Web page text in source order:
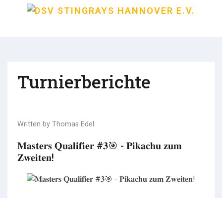
Turnierberichte
Written by Thomas Edel .
𝐌𝐚𝐬𝐭𝐞𝐫𝐬 𝐐𝐮𝐚𝐥𝐢𝐟𝐢𝐞𝐫 #𝟑🎯 - 𝐏𝐢𝐤𝐚𝐜𝐡𝐮 𝐳𝐮𝐦
𝐙𝐰𝐞𝐢𝐭𝐞𝐧!